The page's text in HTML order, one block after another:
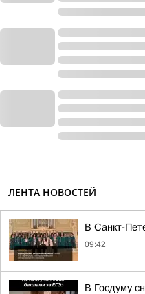
ЛЕНТА НОВОСТЕЙ
В Санкт-
09:42
В Госдуму